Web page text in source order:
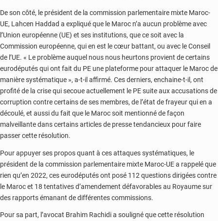
De son côté, le président de la commission parlementaire mixte Maroc-
UE, Lahcen Haddad a expliqué que le Maroc n’a aucun problème avec
l’Union européenne (UE) et ses institutions, que ce soit avec la
Commission européenne, qui en est le cœur battant, ou avec le Conseil
de l’UE. « Le problème auquel nous nous heurtons provient de certains
eurodéputés qui ont fait du PE une plateforme pour attaquer le Maroc de
manière systématique », a-t-il affirmé. Ces derniers, enchaine-t-il, ont
profité de la crise qui secoue actuellement le PE suite aux accusations de
corruption contre certains de ses membres, de l’état de frayeur qui en a
découlé, et aussi du fait que le Maroc soit mentionné de façon
malveillante dans certains articles de presse tendancieux pour faire
passer cette résolution.
Pour appuyer ses propos quant à ces attaques systématiques, le
président de la commission parlementaire mixte Maroc-UE a rappelé que
rien qu’en 2022, ces eurodéputés ont posé 112 questions dirigées contre
le Maroc et 18 tentatives d’amendement défavorables au Royaume sur
des rapports émanant de différentes commissions.
Pour sa part, l’avocat Brahim Rachidi a souligné que cette résolution